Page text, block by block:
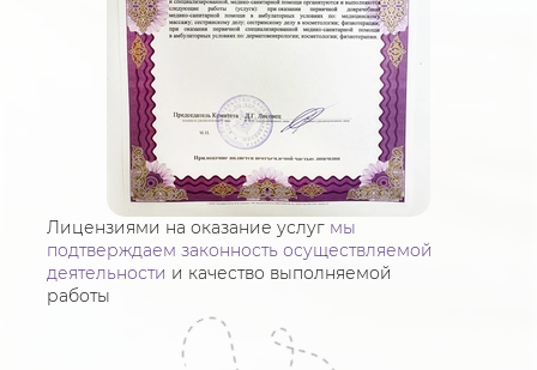
Лицензиями на оказание услуг мы
подтверждаем законность осуществляемой
деятельности и качество выполняемой
работы